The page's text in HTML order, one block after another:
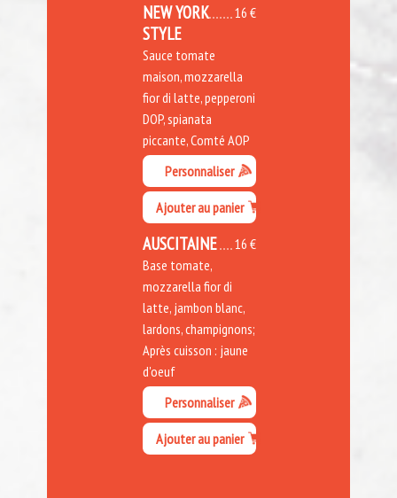
16 €
NEW YORK
STYLE
Sauce tomate
maison, mozzarella
fior di latte, pepperoni
DOP, spianata
piccante, Comté AOP
Personnaliser
Ajouter au panier
16 €
AUSCITAINE
Base tomate,
mozzarella fior di
latte, jambon blanc,
lardons, champignons;
Après cuisson : jaune
d'oeuf
Personnaliser
Ajouter au panier